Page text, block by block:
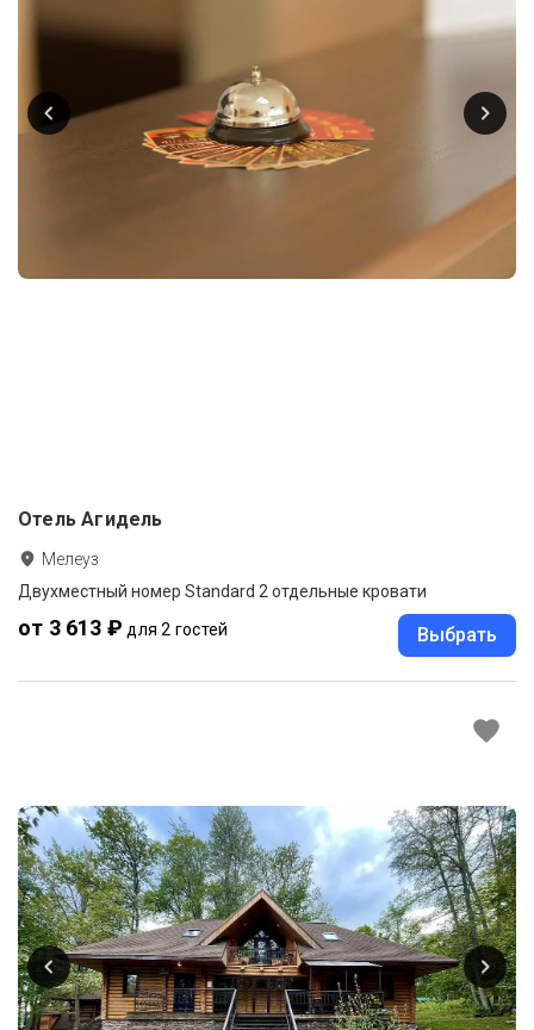
Отель Агидель
Мелеуз
Двухместный номер Standard 2 отдельные кровати
от 3 613 ₽ для 2 гостей Выбрать